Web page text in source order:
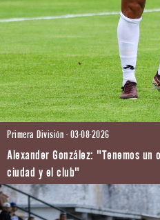
Primera División - 03-08-2026
Alexander González: "Tenemos
ciudad y el club"